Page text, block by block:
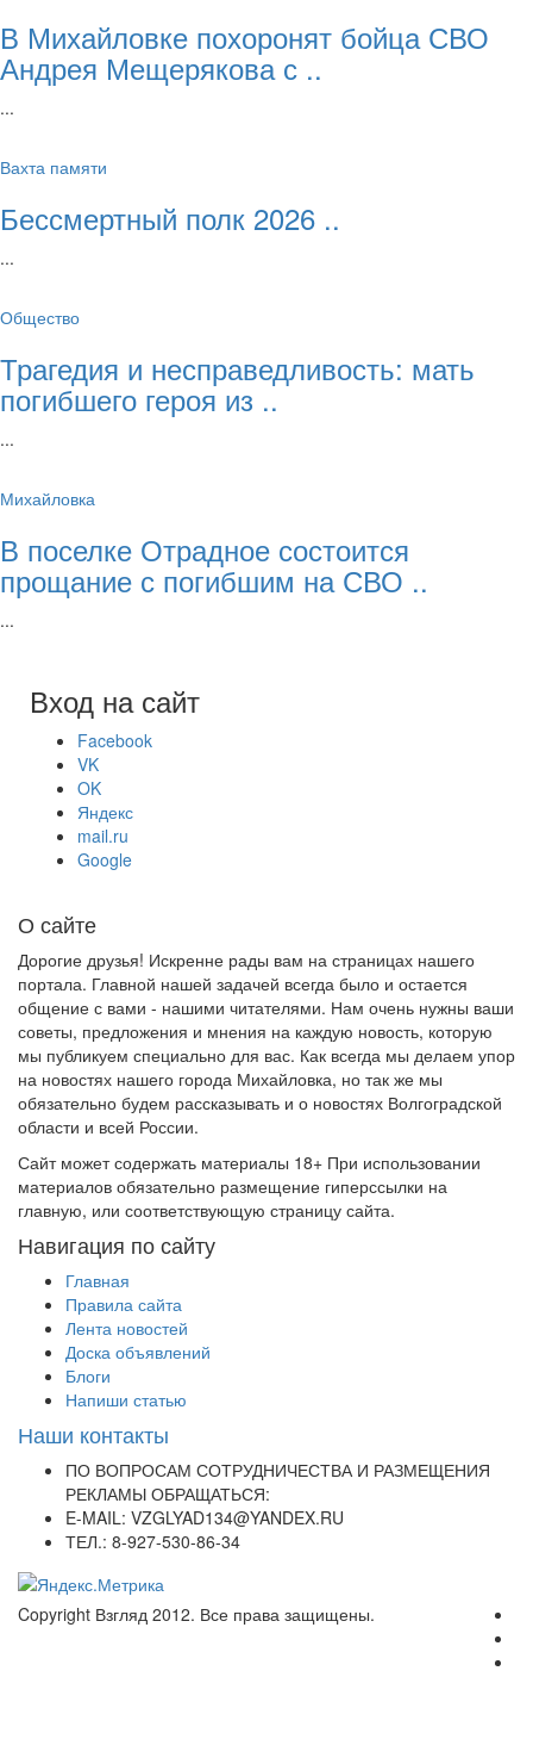
В Михайловке похоронят бойца СВО
Андрея Мещерякова с ..
...
Вахта памяти
Бессмертный полк 2026 ..
...
Общество
Трагедия и несправедливость: мать
погибшего героя из ..
...
Михайловка
В поселке Отрадное состоится
прощание с погибшим на СВО ..
...
Вход на сайт
Facebook
VK
OK
Яндекс
mail.ru
Google
О сайте
Дорогие друзья! Искренне рады вам на страницах нашего
портала. Главной нашей задачей всегда было и остается
общение с вами - нашими читателями. Нам очень нужны ваши
советы, предложения и мнения на каждую новость, которую
мы публикуем специально для вас. Как всегда мы делаем упор
на новостях нашего города Михайловка, но так же мы
обязательно будем рассказывать и о новостях Волгоградской
области и всей России.
Сайт может содержать материалы 18+ При использовании
материалов обязательно размещение гиперссылки на
главную, или соответствующую страницу сайта.
Навигация по сайту
Главная
Правила сайта
Лента новостей
Доска объявлений
Блоги
Напиши статью
Наши контакты
ПО ВОПРОСАМ СОТРУДНИЧЕСТВА И РАЗМЕЩЕНИЯ
РЕКЛАМЫ ОБРАЩАТЬСЯ:
E-MAIL: VZGLYAD134@YANDEX.RU
ТЕЛ.: 8-927-530-86-34
Copyright Взгляд 2012. Все права защищены.